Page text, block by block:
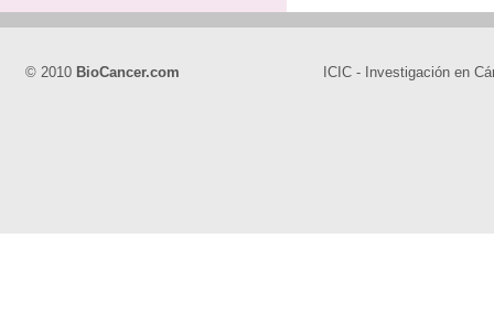
© 2010 BioCancer.com ICIC - Investigación en